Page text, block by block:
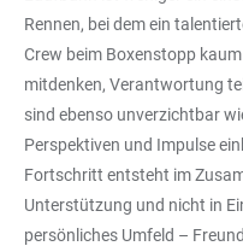
Rennen, bei dem ein
Crew beim Boxenstopp
mitdenken, Verantwortung
sind ebenso unverzichtbar
Perspektiven und Impulse
Fortschritt entsteht im
Unterstützung und nicht in
persönliches Umfeld –